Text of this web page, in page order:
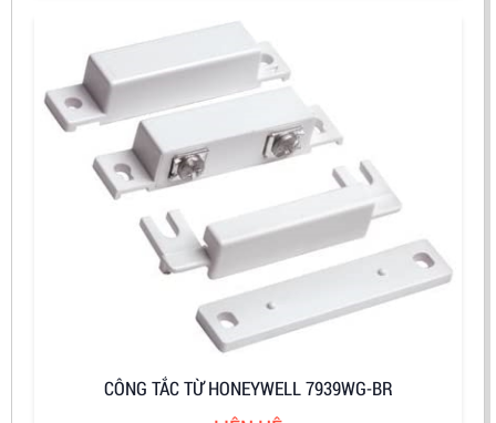
CÔNG TẮC TỪ HONEYWELL 7939WG-BR